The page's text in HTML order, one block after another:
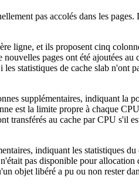
pas accolés dans les
ligne, et ils proposent cinq
pages ont été ajoutées
statistiques de cache slab n'ont
supplémentaires, indiquant
est la limite propre à chaque
au cache par CPU s'il
indiquant les statistiques
pas disponible pour
objet libéré a pu ou non rester